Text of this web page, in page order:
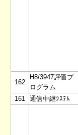
162
H8/3947評価プ
ログラム
161 通信中継ｼｽﾃﾑ